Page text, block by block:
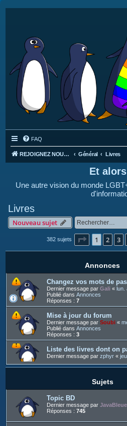
FAQ
REJOIGNEZ NOUS SUR DISCORD : https://discord.gg/4C2Bvub Général Livres
Et
Une autre vision du monde
Livres
Nouveau sujet
382 sujets Page 1sur16
1 2 3
Annonces
Changez vos mots de
Dernier message par Gali « lun.
Publié dans Annonces
Réponses : 7
Mise à jour du forum
Dernier message par Soubi «
Publié dans Annonces
Réponses : 3
Liste des livres dont on
Dernier message par zphyr «
Sujets
Topic BD
Dernier message par
Réponses : 745